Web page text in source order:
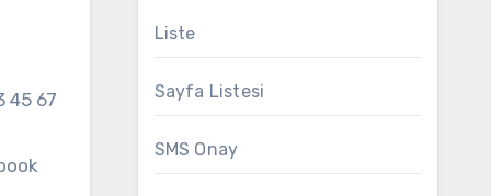
45 67
Liste
Sayfa Listesi
SMS Onay